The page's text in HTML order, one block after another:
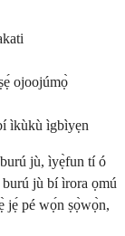
ojoojúmọ̀
ìkùkù ìgbìyẹn
jù, ìyẹ̀fun tí ó
jù bí ìrora ọmú
jẹ́ pé wọ́n ṣọ̀wọ̀n,